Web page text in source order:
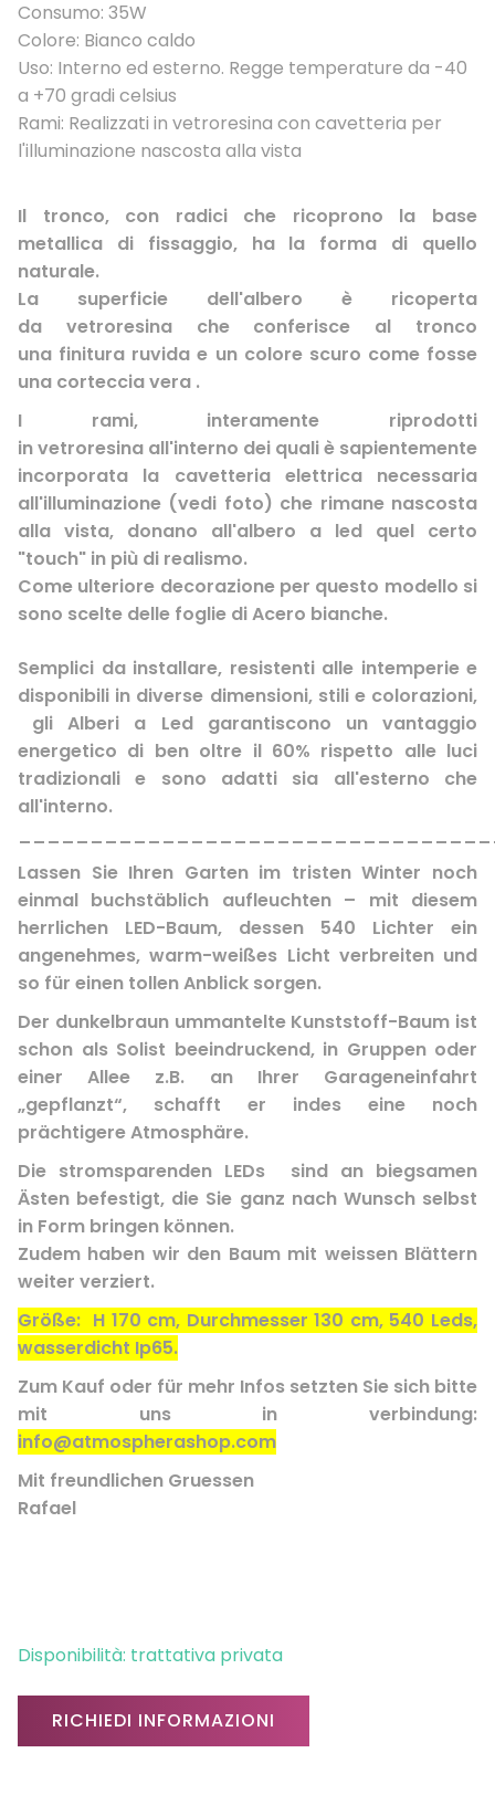
Consumo: 35W
Colore: Bianco caldo
Uso: Interno ed esterno. Regge temperature da -40
a +70 gradi celsius
Rami: Realizzati in vetroresina con cavetteria per
l'illuminazione nascosta alla vista
Il tronco, con radici che ricoprono la base
metallica di fissaggio, ha la forma di quello
naturale.
La superficie dell'albero è ricoperta
da vetroresina che conferisce al tronco
una finitura ruvida e un colore scuro come fosse
una cortecciavera .
I rami, interamente riprodotti
invetroresina all'interno dei quali è sapientemente
incorporata la cavetteria elettricanecessaria
all'illuminazione (vedi foto) che rimane nascosta
alla vista, donano all'albero a led quel certo
"touch" in più di realismo.
Come ulteriore decorazione per questo modello si
sono scelte delle foglie di Acero bianche.
Semplici da installare, resistenti alle intemperiee
disponibili in diverse dimensioni, stili e colorazioni,
gliAlberi a Ledgarantiscono unvantaggio
energetico di ben oltre il 60% rispetto alle luci
tradizionali e sono adatti sia all'esterno che
all'interno.
Lassen Sie Ihren Garten im tristen Winter noch
einmal buchstäblich aufleuchten – mit diesem
herrlichen LED-Baum, dessen 540 Lichter ein
angenehmes, warm-weißes Licht verbreiten und
so für einen tollen Anblick sorgen.
Der dunkelbraun ummantelte Kunststoff-Baum ist
schon als Solist beeindruckend, in Gruppen oder
einer Allee z.B. an Ihrer Garageneinfahrt
„gepflanzt“, schafft er indes eine noch
prächtigere Atmosphäre.
Die stromsparenden LEDs sind an biegsamen
Ästen befestigt, die Sie ganz nach Wunsch selbst
in Form bringen können.
Zudem haben wir den Baum mit weissen Blättern
weiter verziert.
Größe: H 170 cm, Durchmesser 130 cm, 540 Leds,
wasserdicht Ip65.
Zum Kauf oder für mehr Infos setzten Sie sich bitte
mit uns in verbindung:
info@atmospherashop.com
Mit freundlichen Gruessen
Rafael
Disponibilità: trattativa privata
RICHIEDI INFORMAZIONI